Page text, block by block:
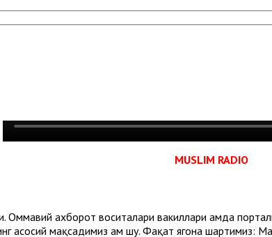
MUSLIM RADIO
ахборот воситалари вакиллари ҳамда
асосий мақсадимиз ҳам шу. Фақат ягона шартимиз: